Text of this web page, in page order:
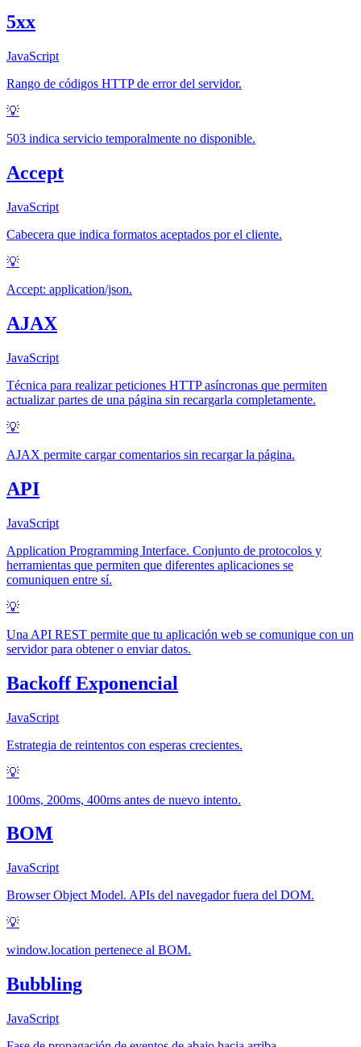
5xx
JavaScript
Rango de códigos HTTP de error del servidor.
💡
503 indica servicio temporalmente no disponible.
Accept
JavaScript
Cabecera que indica formatos aceptados por el cliente.
💡
Accept: application/json.
AJAX
JavaScript
Técnica para realizar peticiones HTTP asíncronas que permiten
actualizar partes de una página sin recargarla completamente.
💡
AJAX permite cargar comentarios sin recargar la página.
API
JavaScript
Application Programming Interface. Conjunto de protocolos y
herramientas que permiten que diferentes aplicaciones se
comuniquen entre sí.
💡
Una API REST permite que tu aplicación web se comunique con un
servidor para obtener o enviar datos.
Backoff Exponencial
JavaScript
Estrategia de reintentos con esperas crecientes.
💡
100ms, 200ms, 400ms antes de nuevo intento.
BOM
JavaScript
Browser Object Model. APIs del navegador fuera del DOM.
💡
window.location pertenece al BOM.
Bubbling
JavaScript